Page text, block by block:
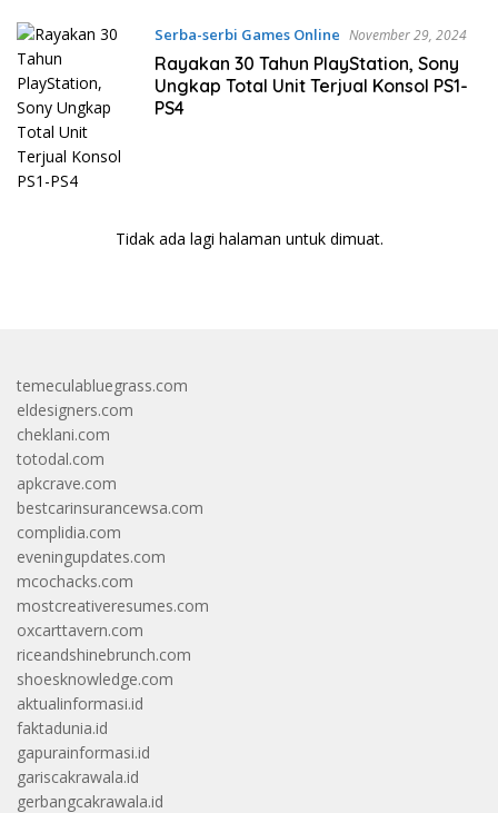
Serba-serbi Games Online November 29, 2024
Rayakan 30 Tahun PlayStation, Sony
Ungkap Total Unit Terjual Konsol PS1-
PS4
Tidak ada lagi halaman untuk dimuat.
temeculabluegrass.com
eldesigners.com
cheklani.com
totodal.com
apkcrave.com
bestcarinsurancewsa.com
complidia.com
eveningupdates.com
mcochacks.com
mostcreativeresumes.com
oxcarttavern.com
riceandshinebrunch.com
shoesknowledge.com
aktualinformasi.id
faktadunia.id
gapurainformasi.id
gariscakrawala.id
gerbangcakrawala.id